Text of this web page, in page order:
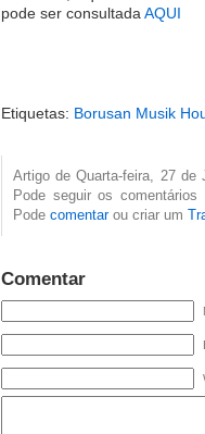
pode ser consultadaAQUI
Etiquetas: Borusan Musik
Artigo de Quarta-feira, 27
Pode seguir os
Pode comentarou criar um
Comentar